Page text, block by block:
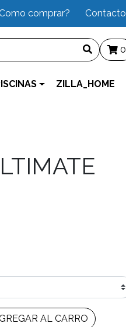
comprar? Contacto
0
ZILLA_HOME
AL CARRO